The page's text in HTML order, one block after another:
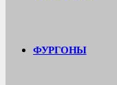
ФУРГОНЫ